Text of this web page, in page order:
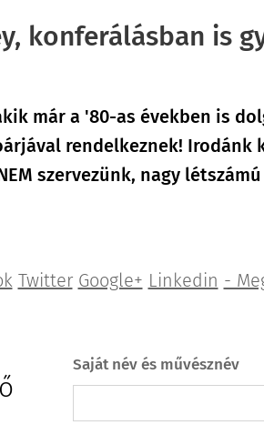
konferálásban is
már a '80-as években is
rendelkeznek! Irodánk
szervezünk, nagy
Twitter Google+ Linkedin -
Saját név és művésznév